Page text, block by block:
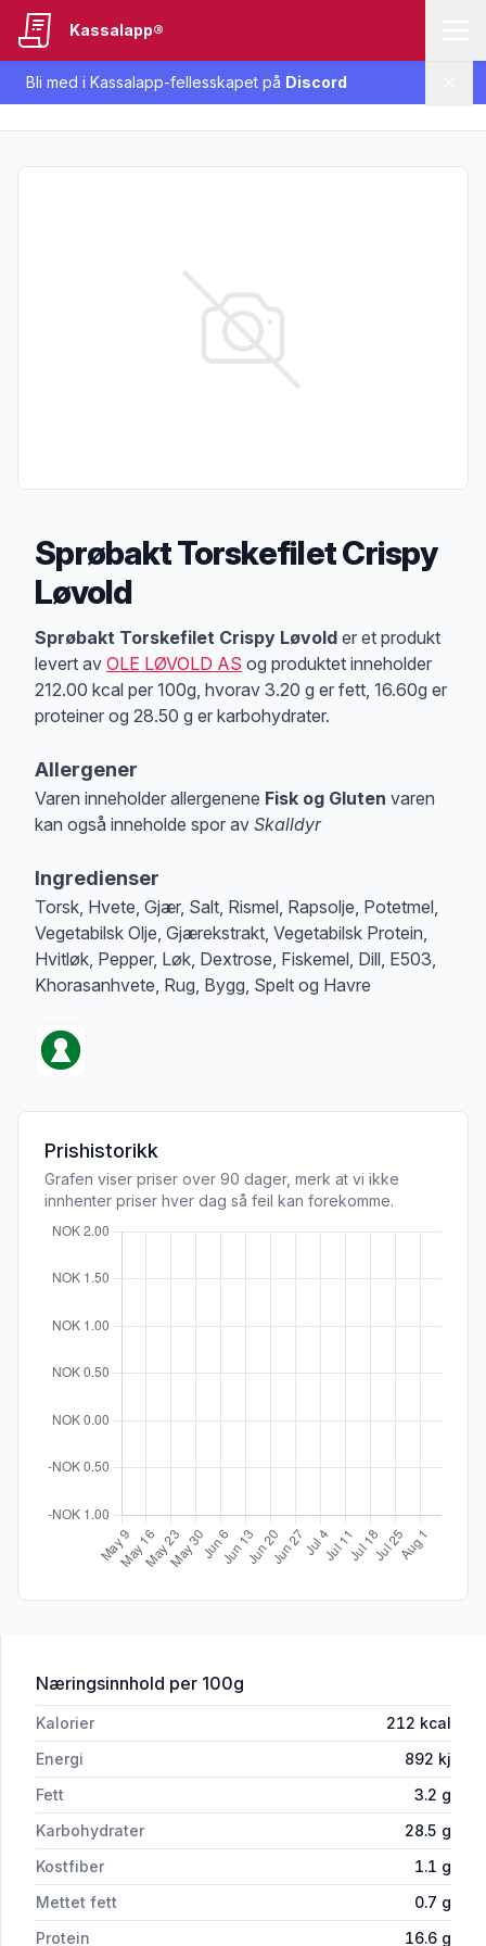
Bli med i Kassalapp-fellesskapet på Discord
Kassalapp®
Sprøbakt Torskefilet Crispy
Løvold
Produktbeskrivelse
Sprøbakt Torskefilet Crispy Løvold er et produkt
levert av OLE LØVOLD AS og produktet inneholder
212.00 kcal per 100g, hvorav 3.20 g er fett, 16.60g er
proteiner og 28.50 g er karbohydrater.
Allergener
Varen inneholder allergenene Fisk og Gluten varen
kan også inneholde spor av Skalldyr
Ingredienser
Torsk, Hvete, Gjær, Salt, Rismel, Rapsolje, Potetmel,
Vegetabilsk Olje, Gjærekstrakt, Vegetabilsk Protein,
Hvitløk, Pepper, Løk, Dextrose, Fiskemel, Dill, E503,
Khorasanhvete, Rug, Bygg, Spelt og Havre
Prishistorikk
Grafen viser priser over 90 dager, merk at vi ikke
innhenter priser hver dag så feil kan forekomme.
Næringsinnhold for 'Sprøbakt Torskefilet Crispy
per 100g
Kalorier 212 kcal
Energi
892 kj
Fett
3.2 g
Karbohydrater
28.5 g
Kostfiber
1.1 g
Mettet fett
0.7 g
Protein
16.6 g